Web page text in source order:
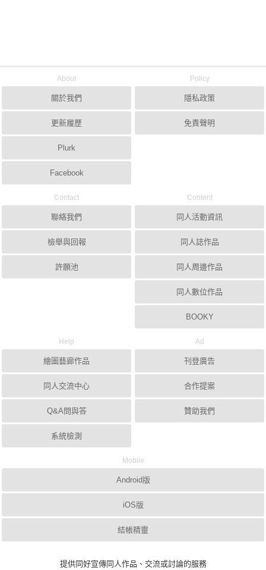
About
關於我們
更新履歷
Plurk
Facebook
Policy
隱私政策
免責聲明
Contact
聯絡我們
檢舉與回報
許願池
Content
同人活動資訊
同人誌作品
同人周邊作品
同人數位作品
BOOKY
Help
繪圖藝廊作品
同人交流中心
Q&A問與答
系統檢測
Ad
刊登廣告
合作提案
贊助我們
Mobile
Android版
iOS版
結帳精靈
提供同好宣傳同人作品、交流或討論的服務